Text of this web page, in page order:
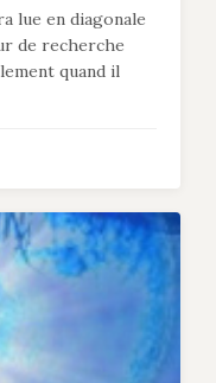
lue en diagonale
de recherche
quand il